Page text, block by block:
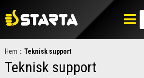
Hem : Teknisk support
Teknisk support